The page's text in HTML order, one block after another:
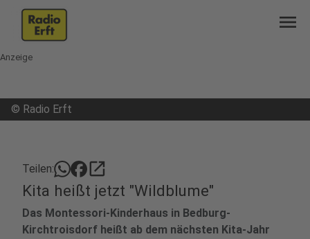
menu
Anzeige
© Radio Erft
Teilen: open_in_new
Kita heißt jetzt "Wildblume"
Das Montessori-Kinderhaus in Bedburg-
Kirchtroisdorf heißt ab dem nächsten Kita-Jahr